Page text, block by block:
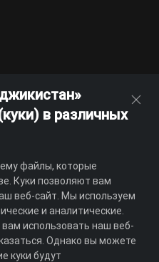
в различных
файлы, которые
Куки позволяют вам
веб-сайт. Мы используем
и аналитические.
использовать наш веб-
Однако вы можете
куки будут